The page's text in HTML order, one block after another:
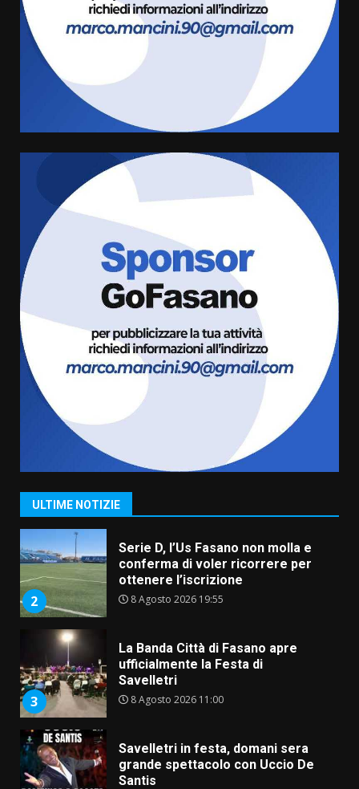
ULTIME NOTIZIE
Savelletri in festa, domani sera
grande spettacolo con Uccio De
Santis
Sostenibile: premiati gli studenti
universitari del bando “La strada
giusta”
8 Agosto 2026 07:15
“I Contestatori: Musica di
Rivoluzione”: nuovo
appuntamento con “Fasano in
Banda”
7 Agosto 2026 06:05
US Fasano, Scianaro: “Profonda
amarezza per esclusione dal
campionato di calcio”
7 Agosto 2026 06:00
1
Grande successo per la “Sagra
del Pesce Spada” a Savelletri
9 Agosto 2026 07:32
2
Serie D, l’Us Fasano non molla e
conferma di voler ricorrere per
ottenere l’iscrizione
8 Agosto 2026 19:55
3
La Banda Città di Fasano apre
ufficialmente la Festa di
Savelletri
8 Agosto 2026 11:00
Savelletri in festa, domani sera
grande spettacolo con Uccio De
Santis